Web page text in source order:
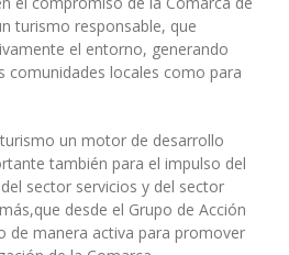
turismo responsable, que
el entorno, generando
comunidades locales como para
un motor de desarrollo
también para el impulso del
sector servicios y del sector
desde el Grupo de Acción
de manera activa para promover